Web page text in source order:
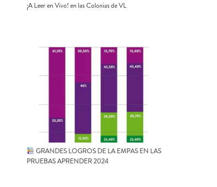
¡A Leer en Vivo! en las Colonias de VL
GRANDES LOGROS DE LA EMPAS EN LAS
PRUEBAS APRENDER 2024